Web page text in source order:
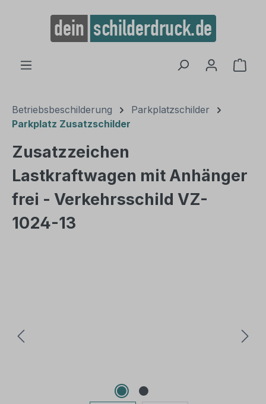
springen
Betriebsbeschilderung
Parkplatzschilder
Parkplatz Zusatzschilder
Zusatzzeichen
Lastkraftwagen mit Anhänger
frei - Verkehrsschild VZ-
1024-13